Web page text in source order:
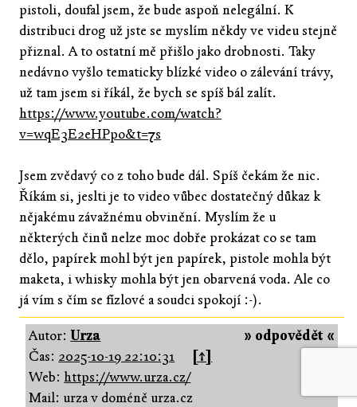
pistoli, doufal jsem, že bude aspoň nelegální. K
distribuci drog už jste se myslím někdy ve videu stejně
přiznal. A to ostatní mě přišlo jako drobnosti. Taky
nedávno vyšlo tematicky blízké video o zálevání trávy,
už tam jsem si říkál, že bych se spíš bál zalít.
https://www.youtube.com/watch?
v=wqE3E2eHPpo&t=7s
Jsem zvědavý co z toho bude dál. Spíš čekám že nic.
Říkám si, jeslti je to video vůbec dostatečný důkaz k
nějakému závažnému obvinění. Myslím že u
některých činů nelze moc dobře prokázat co se tam
dělo, papírek mohl být jen papírek, pistole mohla být
maketa, i whisky mohla být jen obarvená voda. Ale co
já vím s čím se fízlové a soudci spokojí :-).
» odpovědět «
Autor:Urza
Čas: 2025-10-19 22:10:31
[↑]
Web:https://www.urza.cz/
Mail: urza v doméně urza.cz